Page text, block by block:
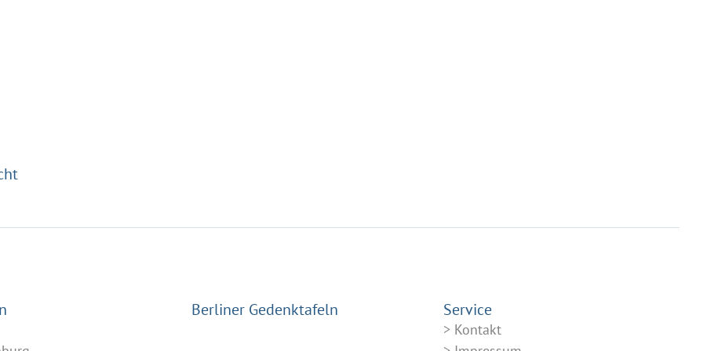
Berliner Gedenktafeln Service
Kontakt